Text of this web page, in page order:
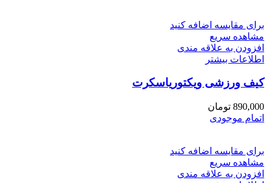
برای مقایسه اضافه کنید
مشاهده سریع
افزودن به علاقه مندی
اطلاعات بیشتر
کیف ورزشی ویکتوریاسکرت
890,000 تومان
اتمام موجودی
برای مقایسه اضافه کنید
مشاهده سریع
افزودن به علاقه مندی